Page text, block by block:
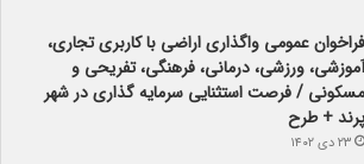
فراخوان عمومی واگذاری اراضی با کاربری تجاری،
آموزشی، ورزشی، درمانی، فرهنگی، تفریحی و
مسکونی / فرصت استثنایی سرمایه گذاری در شهر
پرند + طرح
۲۳ دی ۱۴۰۲